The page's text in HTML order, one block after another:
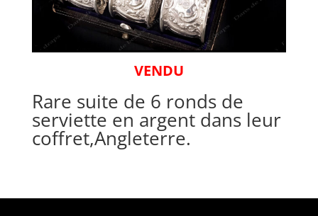
VENDU
Rare suite de 6 ronds de
serviette en argent dans leur
coffret,Angleterre.